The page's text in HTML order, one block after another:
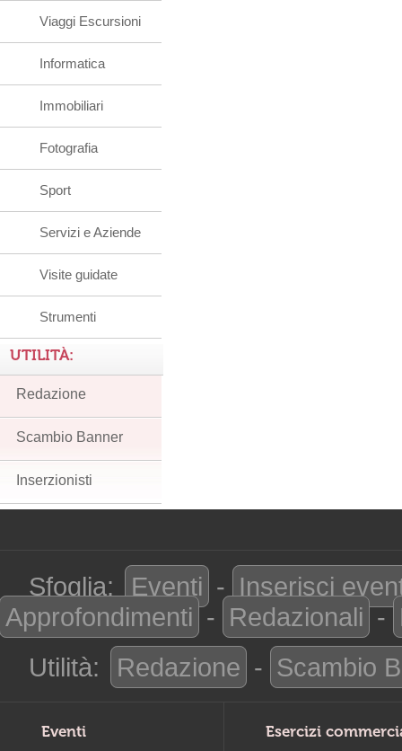
Viaggi Escursioni
Informatica
Immobiliari
Fotografia
Sport
Servizi e Aziende
Visite guidate
Strumenti
UTILITÀ:
Redazione
Scambio Banner
Inserzionisti
Sfoglia: Eventi - Inserisci
Approfondimenti - Redazionali -
Utilità:
Redazione - Scambio
Eventi Esercizi